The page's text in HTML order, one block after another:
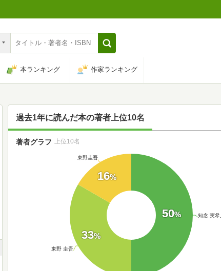
本ランキング 作家ランキング
過去1年に読んだ本の著者上位10名
50% 知念 実希
33%
東野 圭吾
16%
東野圭吾
著者グラフ 上位10名